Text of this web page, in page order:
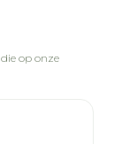
op onze